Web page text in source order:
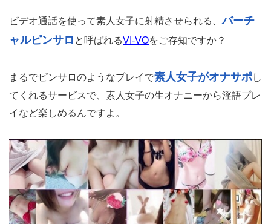
ビデオ通話を使って素人女子に射精させられる、バーチ
ャルピンサロ と呼ばれるVI-VOをご存知ですか？
まるでピンサロのようなプレイで素人女子がオナサポし
てくれるサービスで、素人女子の生オナニーから淫語プレ
イなど楽しめるんですよ。